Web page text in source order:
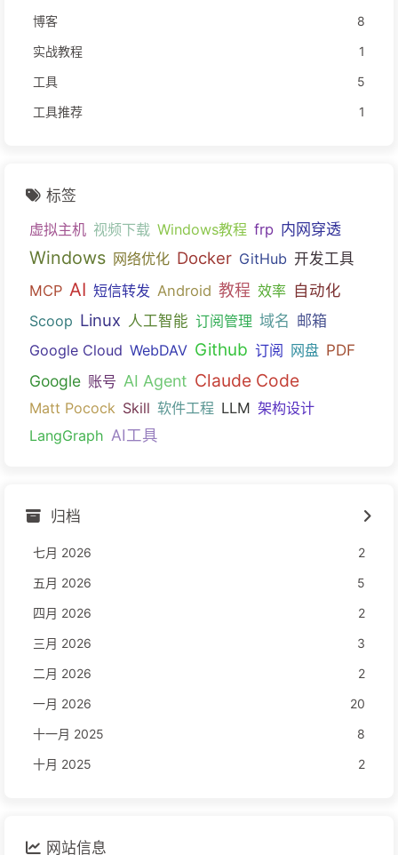
博客
8
实战教程
1
工具
5
工具推荐
1
标签
虚拟主机 视频下载 Windows教程 frp 内网穿透
Windows 网络优化 Docker GitHub 开发工具
MCP AI 短信转发 Android 教程 效率 自动化
Scoop Linux 人工智能 订阅管理 域名 邮箱
Google Cloud WebDAV Github 订阅 网盘 PDF
Google 账号 AI Agent Claude Code
Matt Pocock Skill 软件工程 LLM 架构设计
LangGraph AI工具
归档
七月 2026
2
五月 2026
5
四月 2026
2
三月 2026
3
二月 2026
2
一月 2026
20
十一月 2025
8
十月 2025
2
网站信息